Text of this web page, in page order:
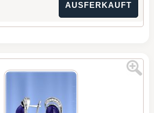
AUSFERKAUFT